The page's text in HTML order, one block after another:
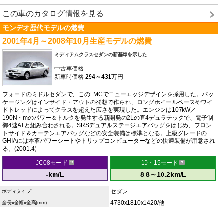
この車のカタログ情報を見る
モンデオ歴代モデルの燃費
2001年4月～2008年10月生産モデルの燃費
ミディアムクラスセダンの新基準を示した
中古車価格 -
新車時価格 294～431万円
フォードのミドルセダンで、このFMCでニューエッジデザインを採用した。パッ
ケージングはインサイド・アウトの発想で作られ、ロングホイールベースやワイ
ドトレッドによってクラスを超えた広さを実現した。エンジンは107kW／
190N・mのパワー＆トルクを発生する新開発の2Lの直4デュラテックで、電子制
御4速ATと組み合わされる。SRSデュアルステージエアバッグをはじめ、フロン
トサイド＆カーテンエアバッグなどの安全装備は標準となる。上級グレードの
GHIAには本革パワーシートやトリップコンピューターなどの快適装備が用意され
る。(2001.4)
JC08モード
-km/L
10・15モード
8.8～10.2km/L
ボディタイプ セダン
全長x全幅x全高(mm) 4730x1810x1420/他